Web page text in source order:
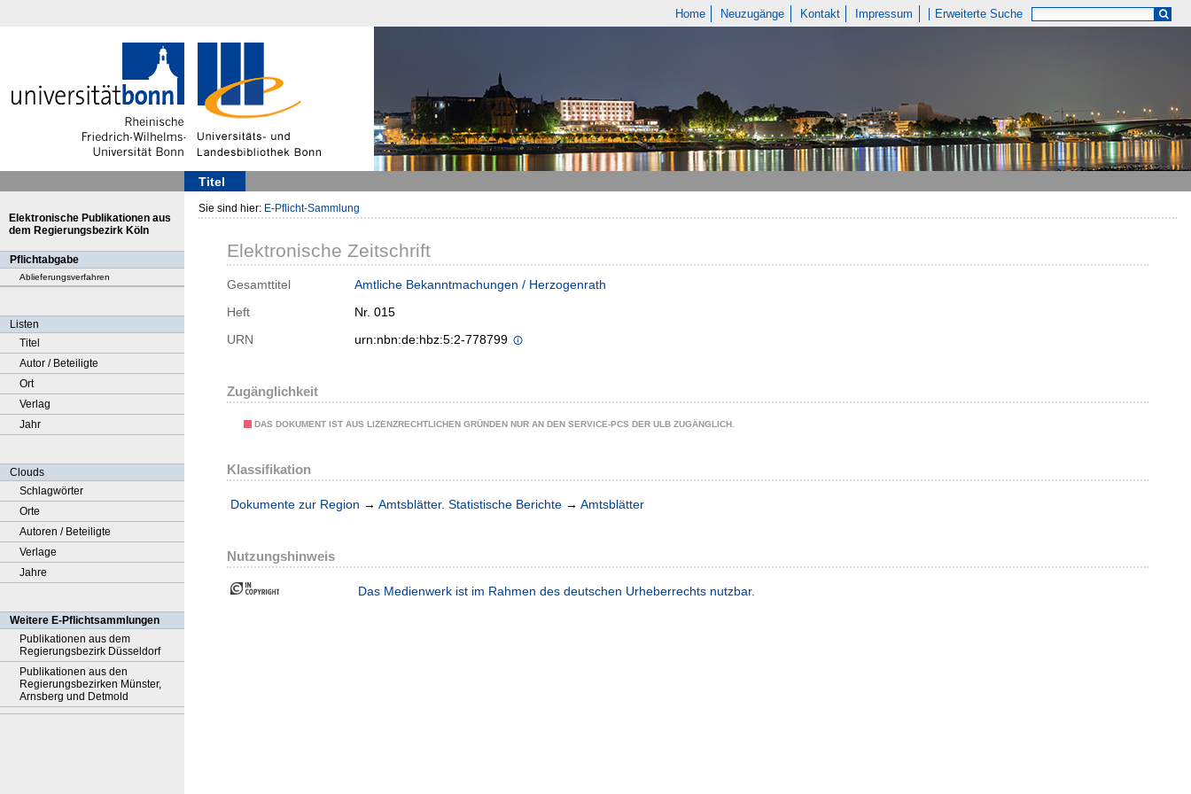
Home Neuzugänge Kontakt Impressum Erweiterte Suche
Titel
Elektronische Publikationen aus
dem Regierungsbezirk Köln
Pflichtabgabe
Ablieferungsverfahren
Listen
Titel
Autor / Beteiligte
Ort
Verlag
Jahr
Clouds
Schlagwörter
Orte
Autoren / Beteiligte
Verlage
Jahre
Weitere E-Pflichtsammlungen
Publikationen aus dem
Regierungsbezirk Düsseldorf
Publikationen aus den
Regierungsbezirken Münster,
Arnsberg und Detmold
Sie sind hier: E-Pflicht-Sammlung
Elektronische Zeitschrift
Gesamttitel
Amtliche Bekanntmachungen / Herzogenrath
Heft
Nr. 015
URN
urn:nbn:de:hbz:5:2-778799
Zugänglichkeit
DAS DOKUMENT IST AUS LIZENZRECHTLICHEN GRÜNDEN NUR AN DEN SERVICE-PCS DER ULB ZUGÄNGLICH.
Klassifikation
Dokumente zur Region → Amtsblätter. Statistische Berichte → Amtsblätter
Nutzungshinweis
Das Medienwerk ist im Rahmen des deutschen Urheberrechts nutzbar.